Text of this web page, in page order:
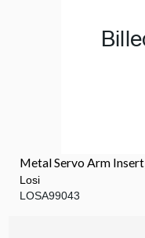
Metal Servo Arm
Losi
LOSA99043